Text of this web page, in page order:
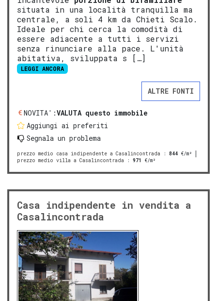
situata in una località tranquilla ma
centrale, a soli 4 km da Chieti Scalo.
Ideale per chi cerca la comodità di
essere adiacente a tutti i servizi
senza rinunciare alla pace. L'unità
abitativa, sviluppata s […]
LEGGI ANCORA
ALTRE FONTI
NOVITA':VALUTA questo immobile
Aggiungi ai preferiti
Segnala un problema
prezzo medio casa indipendente a Casalincontrada : 844 €/m²
prezzo medio villa a Casalincontrada : 971 €/m²
Casa indipendente in vendita a
Casalincontrada